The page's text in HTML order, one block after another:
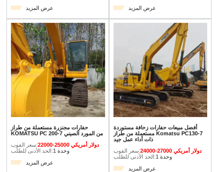
عرض المزيد
عرض المزيد
حفارات مجنزرة مستعملة من طراز
KOMATSU PC 200-7 من المورد الصيني
سعر الفوب:
22000-25000 دولار أمريكي
الحد الأدنى للطلب:
1 وحدة
عرض المزيد
أفضل مبيعات حفارات زحافة مستوردة
مستعملة من طراز Komatsu PC130-7
ذات أداء عمل جيد
سعر الفوب:
24000-27000 دولار أمريكي
الحد الأدنى للطلب:
1 وحدة
عرض المزيد